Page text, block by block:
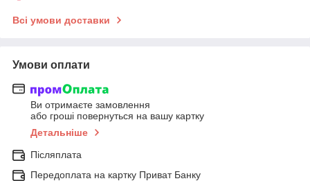
Всі умови доставки
Умови оплати
Ви отримаєте замовлення
або гроші повернуться на вашу картку
Детальніше
Післяплата
Передоплата на картку Приват Банку